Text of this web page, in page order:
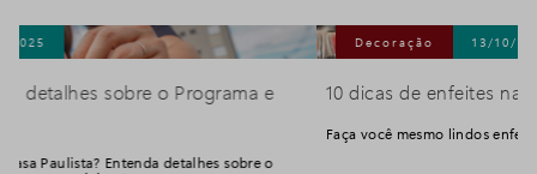
Decoração 13/10/2025
10 dicas de enfeites natalinos para fazer em casa
Faça você mesmo lindos enfeites para o Natal!